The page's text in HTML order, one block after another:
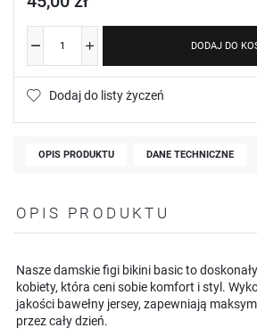
DODAJ DO
Dodaj do listy życzeń
OPIS PRODUKTU DANE TECHNICZNE
OPIS PRODUKTU
Nasze damskie figi bikini basic to
kobiety, która ceni sobie komfort i styl.
jakości bawełny jersey, zapewniają
przez cały dzień.